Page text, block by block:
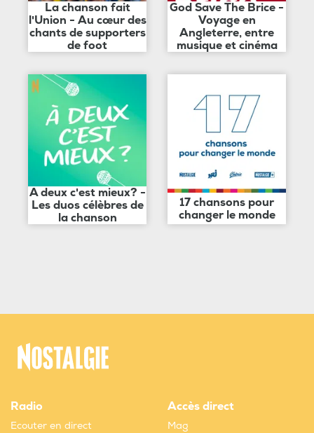
La chanson fait
l'Union - Au cœur des
chants de supporters
de foot
God Save The Brice -
Voyage en
Angleterre, entre
musique et cinéma
A deux c'est mieux? -
Les duos célèbres de
la chanson
17 chansons pour
changer le monde
Radio
Ecouter en direct
Accès direct
Mag